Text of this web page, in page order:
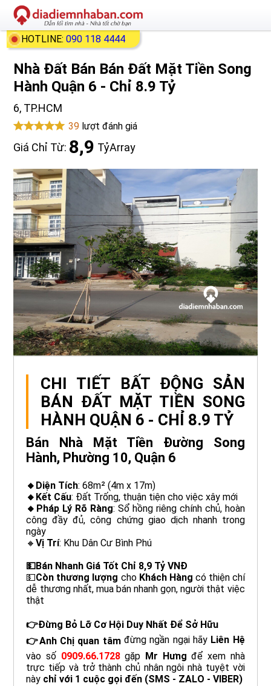
HOTLINE:090 118 4444
Nhà Đất Bán Bán Đất Mặt Tiền Song
Hành Quận 6 - Chỉ 8.9 Tỷ
6, TP.HCM
39 lượt đánh giá
Giá Chỉ Từ: 8,9 TỷArray
CHI TIẾT BẤT ĐỘNG SẢN
BÁN ĐẤT MẶT TIỀN SONG
HÀNH QUẬN 6 - CHỈ 8.9 TỶ
Bán Nhà Mặt Tiền Đường Song
Hành, Phường 10, Quận 6
🔸Diện Tích: 68m² (4m x 17m)
🔸Kết Cấu: Đất Trống, thuận tiện cho việc xây mới
🔸Pháp Lý Rõ Ràng: Sổ hồng riêng chính chủ, hoàn
công đầy đủ, công chứng giao dịch nhanh trong
ngày
🔸Vị Trí: Khu Dân Cư Bình Phú
💵Bán Nhanh Giá Tốt Chỉ 8,9 Tỷ VNĐ
💵Còn thương lượng cho Khách Hàng có thiện chí
dễ thương nhất, mua bán nhanh gọn, người thật việc
thật
👉Đừng Bỏ Lỡ Cơ Hội Duy Nhất Để Sở Hữu
👉Anh Chị quan tâmđừng ngần ngại hãy Liên Hệ
vào số 0909.66.1728gặp Mr Hưngđể xem nhà
trực tiếp và trở thành chủ nhân ngôi nhà tuyệt vời
này chỉ với 1 cuộc gọi đến (SMS - ZALO - VIBER)